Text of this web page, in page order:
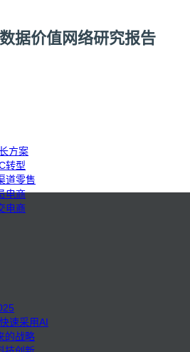
方案
转型
道零售
电商
电商
速采用AI
的战略
据价值网络研究报告